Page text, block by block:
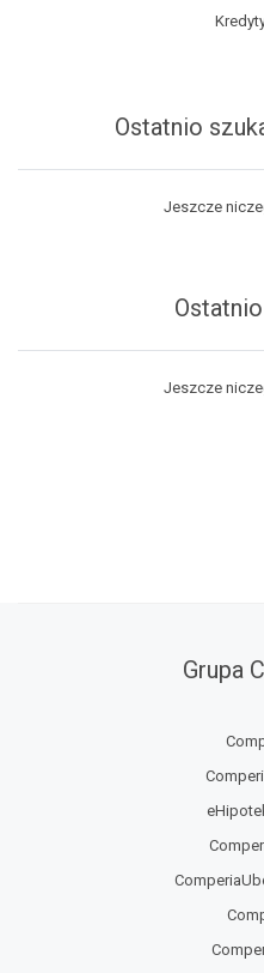
Ostatnio
Jeszcze
Jeszcze
Grupa